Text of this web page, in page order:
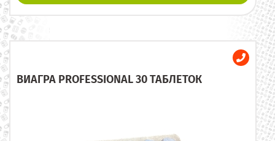
ВИАГРА PROFESSIONAL 30 ТАБЛЕТОК